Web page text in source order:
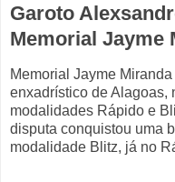
Garoto
Memorial Jayme
Memorial Jayme
enxadrístico de Alagoas,
modalidades Rápido e
disputa conquistou uma
modalidade Blitz, já no